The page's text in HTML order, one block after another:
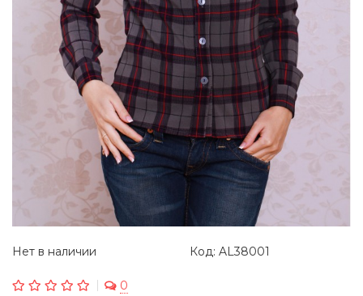
Нет в наличии Код: AL38001
0